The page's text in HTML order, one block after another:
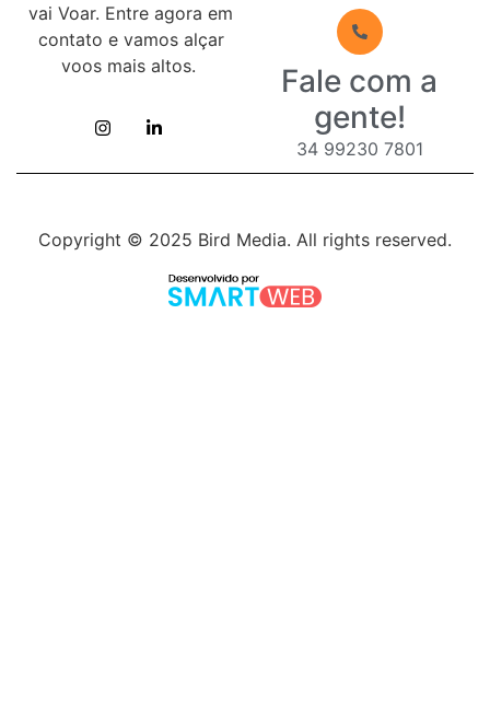
vai Voar. Entre agora em
contato e vamos alçar
voos mais altos.
Fale com a
gente!
34 99230 7801
Copyright © 2025 Bird Media. All rights reserved.